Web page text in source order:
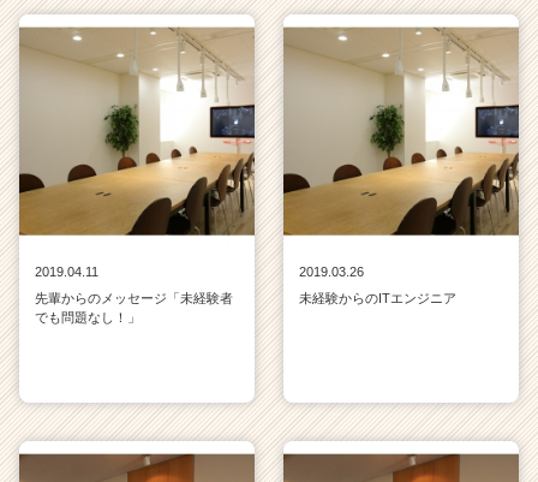
2019.04.11
先輩からのメッセージ「未経験者
でも問題なし！」
2019.03.26
未経験からのITエンジニア